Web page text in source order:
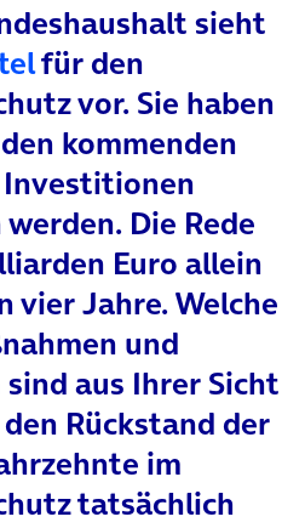
sieht
(öffnet in neuem
für den
vor. Sie haben
kommenden
Die Rede
Euro allein
vier Jahre. Welche
und
aus Ihrer Sicht
Rückstand der
im
tatsächlich